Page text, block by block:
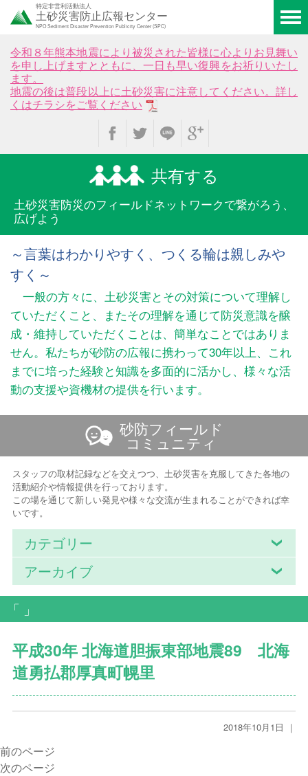
特定非営利活動法人
土砂災害防止広報センター
NPO Sediment Disaster Prevention Publicity Center (SPC)
令和８年熊本地震により被災された皆様に心よりお見舞い
を申し上げますとともに、一日も早い復興をお祈りいたし
ます。
地震の後は普段以上に土砂災害に注意してください。詳し
くはチラシをご覧ください
共有する
土砂災害防災のフィールドネットワークで繋がろう、
広げよう
～言葉はわかりやすく、つくる輪は親しみや
すく～
一般の方々に、土砂災害とその対策について理解し
ていただくこと、またその理解を通じて防災意識を醸
成・維持していただくことは、簡単なことではありま
せん。私たちが砂防の広報に携わって30年以上、これ
までに培った経験と知識を多面的に活かし、様々な活
動の支援や資機材の提供を行います。
砂防フィールド
コミュニティ
スタッフの取材記録などを交えつつ、土砂災害を克服してきた各地の
活動紹介や情報提供を行っております。
この場を通じて新しい発見や様々な交流が生まれることができれば幸
いです。
カテゴリー
アーカイブ
「 」
平成30年 北海道胆振東部地震89 北海
道勇払郡厚真町幌里
2018年10月1日 ｜
前のページ
次のページ